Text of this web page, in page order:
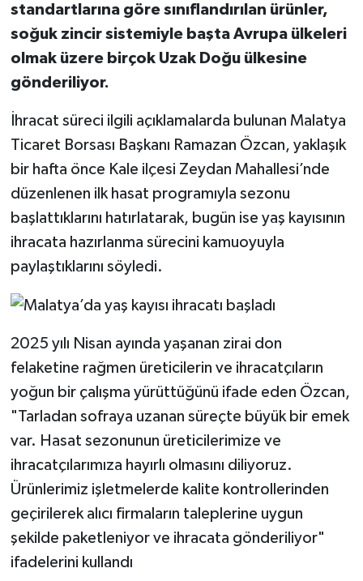
standartlarına göre sınıflandırılan ürünler,
soğuk zincir sistemiyle başta Avrupa ülkeleri
olmak üzere birçok Uzak Doğu ülkesine
gönderiliyor.
İhracat süreci ilgili açıklamalarda bulunan Malatya
Ticaret Borsası Başkanı Ramazan Özcan, yaklaşık
bir hafta önce Kale ilçesi Zeydan Mahallesi’nde
düzenlenen ilk hasat programıyla sezonu
başlattıklarını hatırlatarak, bugün ise yaş kayısının
ihracata hazırlanma sürecini kamuoyuyla
paylaştıklarını söyledi.
2025 yılı Nisan ayında yaşanan zirai don
felaketine rağmen üreticilerin ve ihracatçıların
yoğun bir çalışma yürüttüğünü ifade eden Özcan,
"Tarladan sofraya uzanan süreçte büyük bir emek
var. Hasat sezonunun üreticilerimize ve
ihracatçılarımıza hayırlı olmasını diliyoruz.
Ürünlerimiz işletmelerde kalite kontrollerinden
geçirilerek alıcı firmaların taleplerine uygun
şekilde paketleniyor ve ihracata gönderiliyor"
ifadelerini kullandı